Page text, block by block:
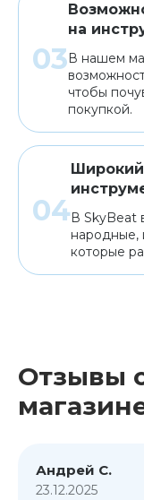
на
В нашем
чтобы
покупкой.
В SkyBeat
народные,
которые
Отзывы
Андрей С.
23.12.2025